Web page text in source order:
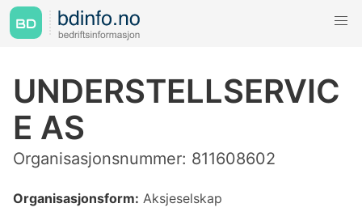
UNDERSTELLSERVIC
E AS
Organisasjonsnummer: 811608602
Organisasjonsform: Aksjeselskap